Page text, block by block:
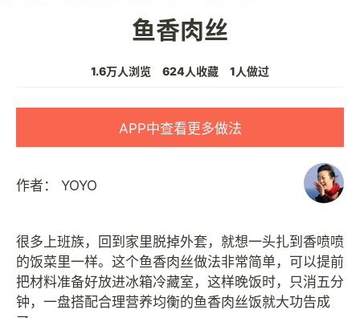
鱼香肉丝
1.6万人浏览 624人收藏 1人做过
APP中查看更多做法
作者： YOYO
很多上班族，回到家里脱掉外套，就想一头扎到香喷喷
的饭菜里一样。这个鱼香肉丝做法非常简单，可以提前
把材料准备好放进冰箱冷藏室，这样晚饭时，只消五分
钟，一盘搭配合理营养均衡的鱼香肉丝饭就大功告成